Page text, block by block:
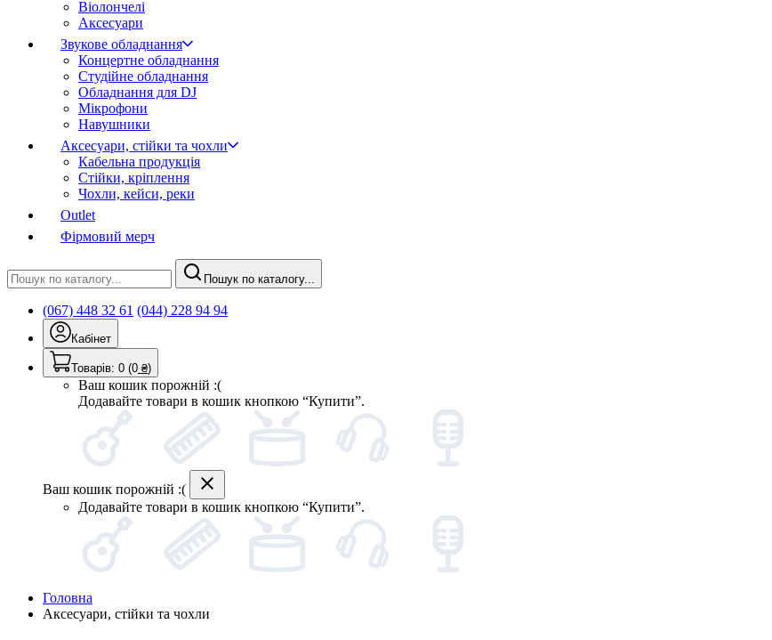
Віолончелі
Аксесуари
Звукове обладнання
Концертне обладнання
Студійне обладнання
Обладнання для DJ
Мікрофони
Навушники
Аксесуари, стійки та чохли
Кабельна продукція
Стійки, кріплення
Чохли, кейси, реки
Outlet
Фірмовий мерч
Пошук по каталогу...
(067) 448 32 61 (044) 228 94 94
Кабінет
Товарів: 0 (0 ₴)
Ваш кошик порожній :(
Додавайте товари в кошик кнопкою “Купити”.
Ваш кошик порожній :(
Додавайте товари в кошик кнопкою “Купити”.
Головна
Аксесуари, стійки та чохли